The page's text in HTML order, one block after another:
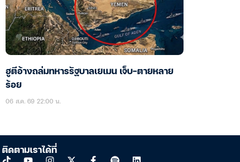
ฮูตีอ้างถล่มทหารรัฐบาลเยเมน เจ็บ-ตายหลาย
ร้อย
06 ส.ค. 69 22:00 น.
ติดตามเราได้ที่